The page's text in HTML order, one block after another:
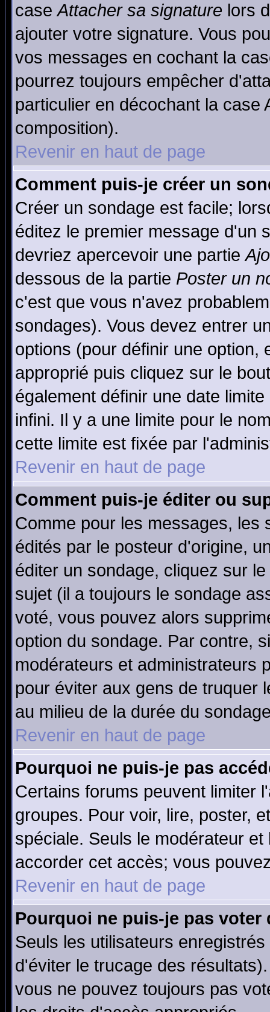
caseAttacher sa signature lors
ajouter votre signature. Vous
vos messages en cochant la
pourrez toujours empêcher
particulier en décochant la
composition).
Revenir en haut de page
Comment puis-je créer un
Créer un sondage est facile;
éditez le premier message d'un
devriez apercevoir une partie
dessous de la partie Poster un
c'est que vous n'avez
sondages). Vous devez entrer
options (pour définir une option,
approprié puis cliquez sur le
également définir une date
infini. Il y a une limite pour le
cette limite est fixée par
Revenir en haut de page
Comment puis-je éditer ou
Comme pour les messages, les
édités par le posteur d'origine,
éditer un sondage, cliquez sur
sujet (il a toujours le sondage
voté, vous pouvez alors
option du sondage. Par contre,
modérateurs et administrateurs
pour éviter aux gens de truquer
au milieu de la durée du
Revenir en haut de page
Pourquoi ne puis-je pas
Certains forums peuvent limiter
groupes. Pour voir, lire, poster,
spéciale. Seuls le modérateur
accorder cet accès; vous
Revenir en haut de page
Pourquoi ne puis-je pas voter
Seuls les utilisateurs
d'éviter le trucage des
vous ne pouvez toujours pas